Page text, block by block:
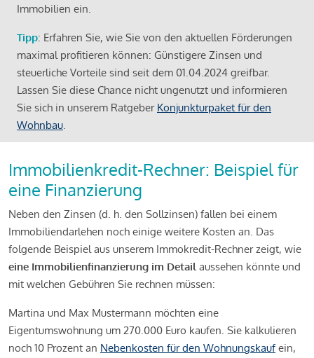
Immobilien ein.
Tipp: Erfahren Sie, wie Sie von den aktuellen Förderungen
maximal profitieren können: Günstigere Zinsen und
steuerliche Vorteile sind seit dem 01.04.2024 greifbar.
Lassen Sie diese Chance nicht ungenutzt und informieren
Sie sich in unserem Ratgeber Konjunkturpaket für den
Wohnbau.
Immobilienkredit-Rechner: Beispiel für
eine Finanzierung
Neben den Zinsen (d. h. den Sollzinsen) fallen bei einem
Immobiliendarlehen noch einige weitere Kosten an. Das
folgende Beispiel aus unserem Immokredit-Rechner zeigt, wie
eine Immobilienfinanzierung im Detail aussehen könnte und
mit welchen Gebühren Sie rechnen müssen:
Martina und Max Mustermann möchten eine
Eigentumswohnung um 270.000 Euro kaufen. Sie kalkulieren
noch 10 Prozent an Nebenkosten für den Wohnungskaufein,